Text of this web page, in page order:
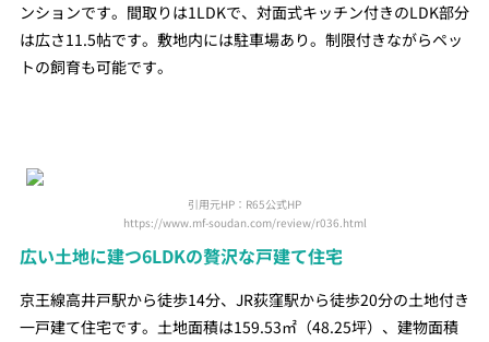
ンションです。間取りは1LDKで、対面式キッチン付きのLDK部分
は広さ11.5帖です。敷地内には駐車場あり。制限付きながらペッ
トの飼育も可能です。
引用元HP：R65公式HP
https://www.mf-soudan.com/review/r036.html
広い土地に建つ6LDKの贅沢な戸建て住宅
京王線高井戸駅から徒歩14分、JR荻窪駅から徒歩20分の土地付き
一戸建て住宅です。土地面積は159.53㎡（48.25坪）、建物面積